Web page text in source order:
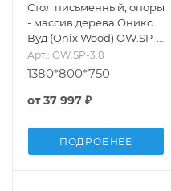
Стол письменный, опоры
- массив дерева Оникс
Вуд (Onix Wood) OW.SP-
3.8
Арт.: OW.SP-3.8
1380*800*750
от37 997 ₽
ПОДРОБНЕЕ